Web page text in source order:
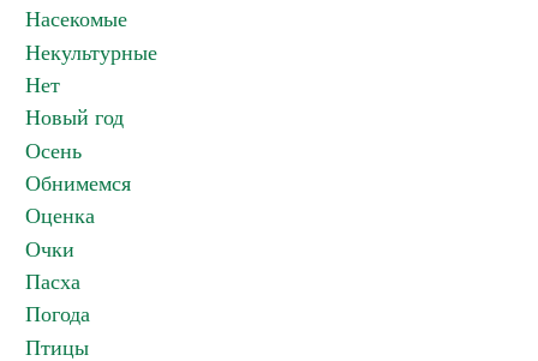
Насекомые
Некультурные
Нет
Новый год
Осень
Обнимемся
Оценка
Очки
Пасха
Погода
Птицы